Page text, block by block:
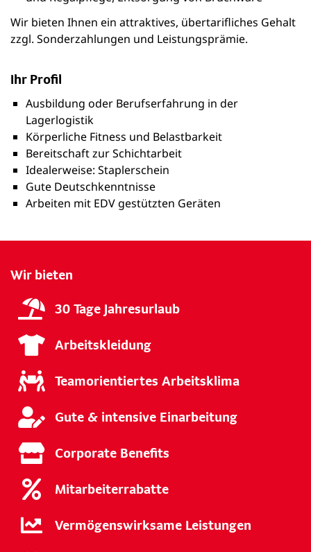
Wir bieten Ihnen ein attraktives, übertarifliches Gehalt
zzgl. Sonderzahlungen und Leistungsprämie.
Ihr Profil
Ausbildung oder Berufserfahrung in der
Lagerlogistik
Körperliche Fitness und Belastbarkeit
Bereitschaft zur Schichtarbeit
Idealerweise: Staplerschein
Gute Deutschkenntnisse
Arbeiten mit EDV gestützten Geräten
Wir bieten
30 Tage Jahresurlaub
Arbeitskleidung
Teamorientiertes Arbeitsklima
Gute & intensive Einarbeitung
Corporate Benefits
Mitarbeiterrabatte
Vermögenswirksame Leistungen